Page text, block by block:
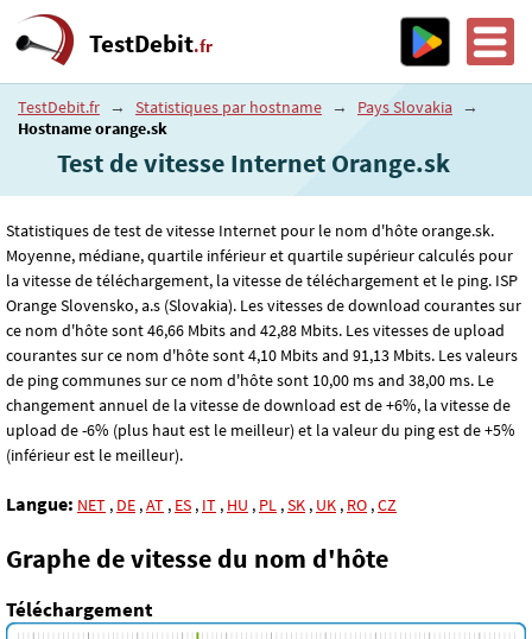
TestDebit.fr
TestDebit.fr → Statistiques par hostname → Pays Slovakia →
Hostname orange.sk
Test de vitesse Internet Orange.sk
Statistiques de test de vitesse Internet pour le nom d'hôte orange.sk.
Moyenne, médiane, quartile inférieur et quartile supérieur calculés pour
la vitesse de téléchargement, la vitesse de téléchargement et le ping. ISP
Orange Slovensko, a.s (Slovakia). Les vitesses de download courantes sur
ce nom d'hôte sont 46,66 Mbits and 42,88 Mbits. Les vitesses de upload
courantes sur ce nom d'hôte sont 4,10 Mbits and 91,13 Mbits. Les valeurs
de ping communes sur ce nom d'hôte sont 10,00 ms and 38,00 ms. Le
changement annuel de la vitesse de download est de +6%, la vitesse de
upload de -6% (plus haut est le meilleur) et la valeur du ping est de +5%
(inférieur est le meilleur).
Langue: NET , DE ,AT , ES , IT , HU , PL ,SK , UK , RO ,CZ
Graphe de vitesse du nom d'hôte
Téléchargement